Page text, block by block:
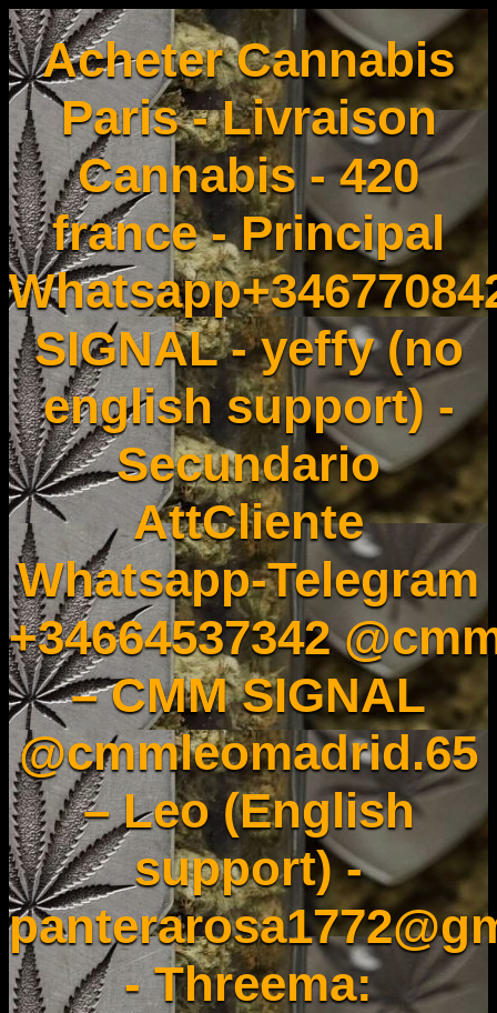
Acheter Cannabis
Paris - Livraison
Cannabis - 420
france - Principal
SIGNAL - yeffy (no
english support) -
Secundario
AttCliente
Whatsapp-Telegram
+34664537342
– CMM SIGNAL
@cmmleomadrid.65
– Leo (English
support) -
- Threema: